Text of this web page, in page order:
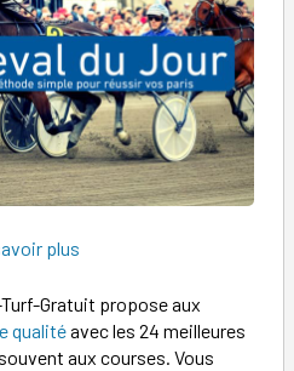
plus
Gratuit propose aux
qualitéavec les 24 meilleures
aux courses. Vous